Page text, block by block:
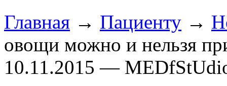
Главная → Пациенту →
овощи можно и нельзя
10.11.2015 —